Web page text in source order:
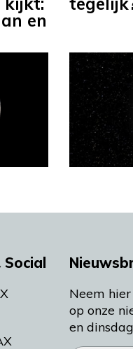
en
Neem
op onze
en